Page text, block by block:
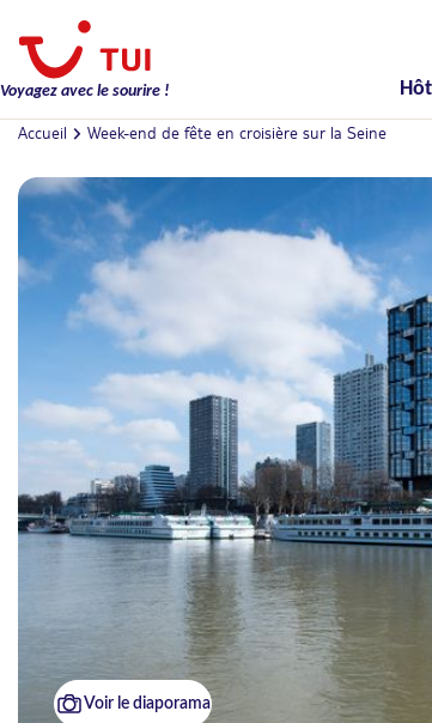
Voyagez avec le sourire !
Accueil Week-end de fête en croisière sur la Seine
Voir le diaporama